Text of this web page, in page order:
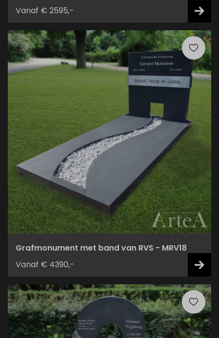
Vanaf € 2595,-
Grafmonument met band van RVS - MRV18
Vanaf € 4390,-